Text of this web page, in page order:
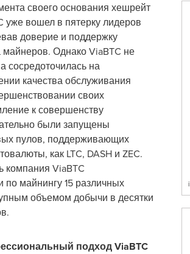
своего основания хешрейт
уже вошел в пятерку лидеров
доверие и поддержку
майнеров. Однако ViaBTC не
сосредоточилась на
качества обслуживания
своих
к совершенству
были запущены
пулов, поддерживающих
как LTC, DASH и ZEC.
компания ViaBTC
по майнингу 15 различных
объемом добычи в десятки
подход ViaBTC